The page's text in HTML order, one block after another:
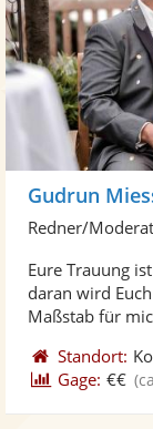
Gudrun
Redner/
Eure Trauung
daran wird
Maßstab für
Standort:
Gage: €€